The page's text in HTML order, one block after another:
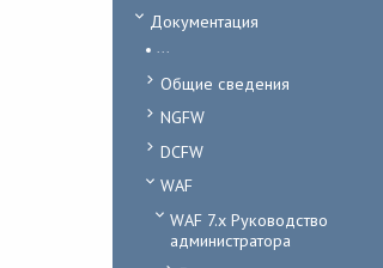
Документация
...
Общие сведения
NGFW
DCFW
WAF
WAF 7.x Руководство
администратора